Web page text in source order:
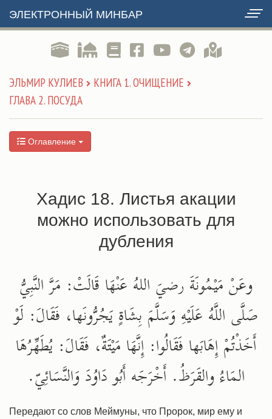
ЭЛЕКТРОННЫЙ МИНБАР
ЭЛЬМИР КУЛИЕВ
КНИГА 1. ОЧИЩЕНИЕ
ГЛАВА 2. ПОСУДА
Оглавление
Хадис 18. Листья акации
можно использовать для
дубления
وعَنْ مَيْمُونَةَ رضيَ اللهُ عَنْهَا قَالَتْ: مَرَّ النَّبِيُّ
صَلَّى اللَّهُ عَلَيْهِ وَسَلَّمَ بِشَاةٍ يَجُرُّونَها، فَقَالَ: لَوْ
أَخَذْتُمْ إِهَابَها فَقَالُوا: إِنَّهَا مَيْتَةٌ، فَقَالَ: يُطَهِّرُهَا
المَاءُ والقَرَظُ. أَخْرَجَه أَبُو دَاوُدَ وَالنَّسَائِيّ.
Передают со слов Меймуны, что Пророк, мир ему и